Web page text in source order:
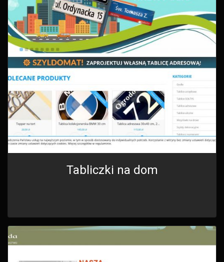
Tabliczki na dom